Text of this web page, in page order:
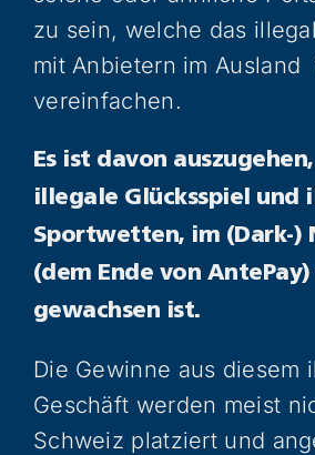
zu sein, welche das
mit Anbietern im
vereinfachen.
Es ist davon
illegale Glücksspiel und
Sportwetten, im (Dark-)
(dem Ende von
gewachsen ist.
Die Gewinne aus diesem
Geschäft werden meist
Schweiz platziert und